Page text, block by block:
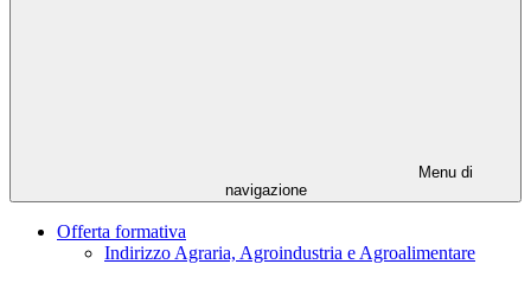
Menu di
navigazione
Offerta formativa
Indirizzo Agraria, Agroindustria e Agroalimentare